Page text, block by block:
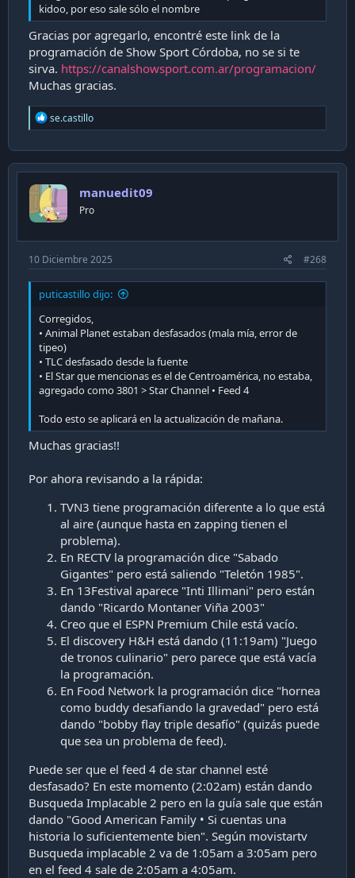
kidoo, por eso sale sólo el nombre
Gracias por agregarlo, encontré este link de la
programación de Show Sport Córdoba, no se si te
sirva. https://canalshowsport.com.ar/programacion/
Muchas gracias.
R
e
c
t
o
n
s
se.castillo
manuedit09
Pro
10 Diciembre 2025 #268
puticastillo dijo:
Corregidos,
• Animal Planet estaban desfasados (mala mía, error de
tipeo)
• TLC desfasado desde la fuente
• El Star que mencionas es el de Centroamérica, no estaba,
agregado como 3801 > Star Channel • Feed 4
Todo esto se aplicará en la actualización de mañana.
Muchas gracias!!
Por ahora revisando a la rápida:
TVN3 tiene programación diferente a lo que está
al aire (aunque hasta en zapping tienen el
problema).
En RECTV la programación dice "Sabado
Gigantes" pero está saliendo "Teletón 1985".
En 13Festival aparece "Inti Illimani" pero están
dando "Ricardo Montaner Viña 2003"
Creo que el ESPN Premium Chile está vacío.
El discovery H&H está dando (11:19am) "Juego
de tronos culinario" pero parece que está vacía
la programación.
En Food Network la programación dice "hornea
como buddy desafiando la gravedad" pero está
dando "bobby flay triple desafío" (quizás puede
que sea un problema de feed).
Puede ser que el feed 4 de star channel esté
desfasado? En este momento (2:02am) están dando
Busqueda Implacable 2 pero en la guía sale que están
dando "Good American Family • Si cuentas una
historia lo suficientemente bien". Según movistartv
Busqueda implacable 2 va de 1:05am a 3:05am pero
en el feed 4 sale de 2:05am a 4:05am.